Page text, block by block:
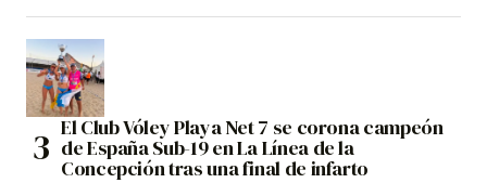
El Club Vóley Playa Net 7 se corona campeón
de España Sub-19 en La Línea de la
Concepción tras una final de infarto